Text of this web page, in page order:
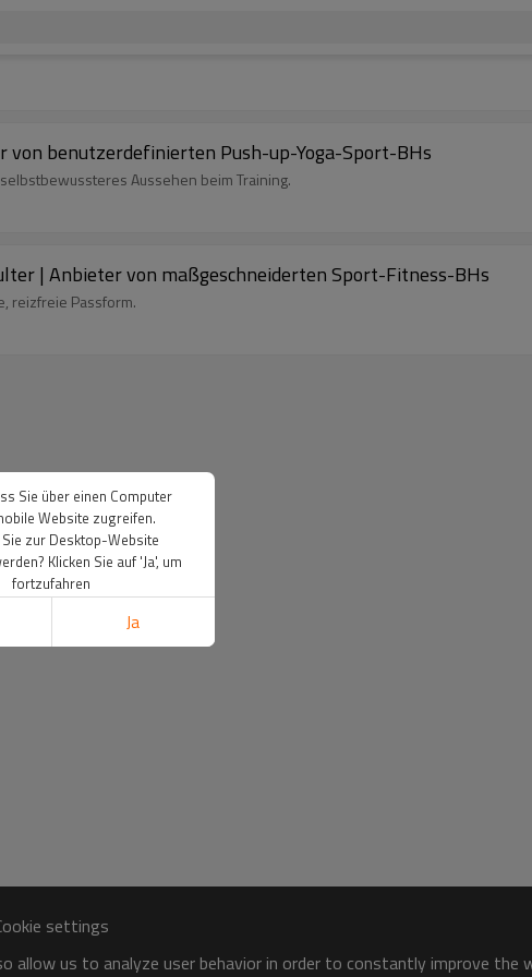
benutzerdefinierten Push-up-Yoga-Sport-BHs
Aussehen beim Training.
| Anbieter von maßgeschneiderten Sport-Fitness-BHs
reizfreie Passform.
settings
allow us to analyze user behavior in order to constantly improve the
Sie über einen Computer
Website zugreifen.
zur Desktop-Website
Klicken Sie auf 'Ja', um
fortzufahren
Ja